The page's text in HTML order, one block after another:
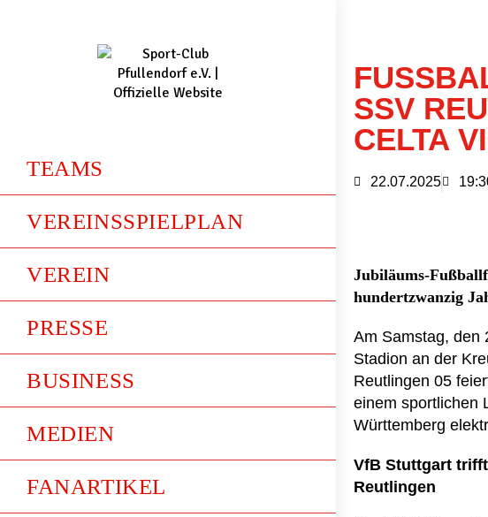
TEAMS
VEREINSSPIELPLAN
VEREIN
PRESSE
BUSINESS
MEDIEN
FANARTIKEL
SV
ELTA
22.07.2025
Jubiläums-
hundertzwanzig
Am Samstag, den
Stadion an der
Reutlingen 05
einem sportlichen
Württemberg
VfB Stuttgart
Reutlingen